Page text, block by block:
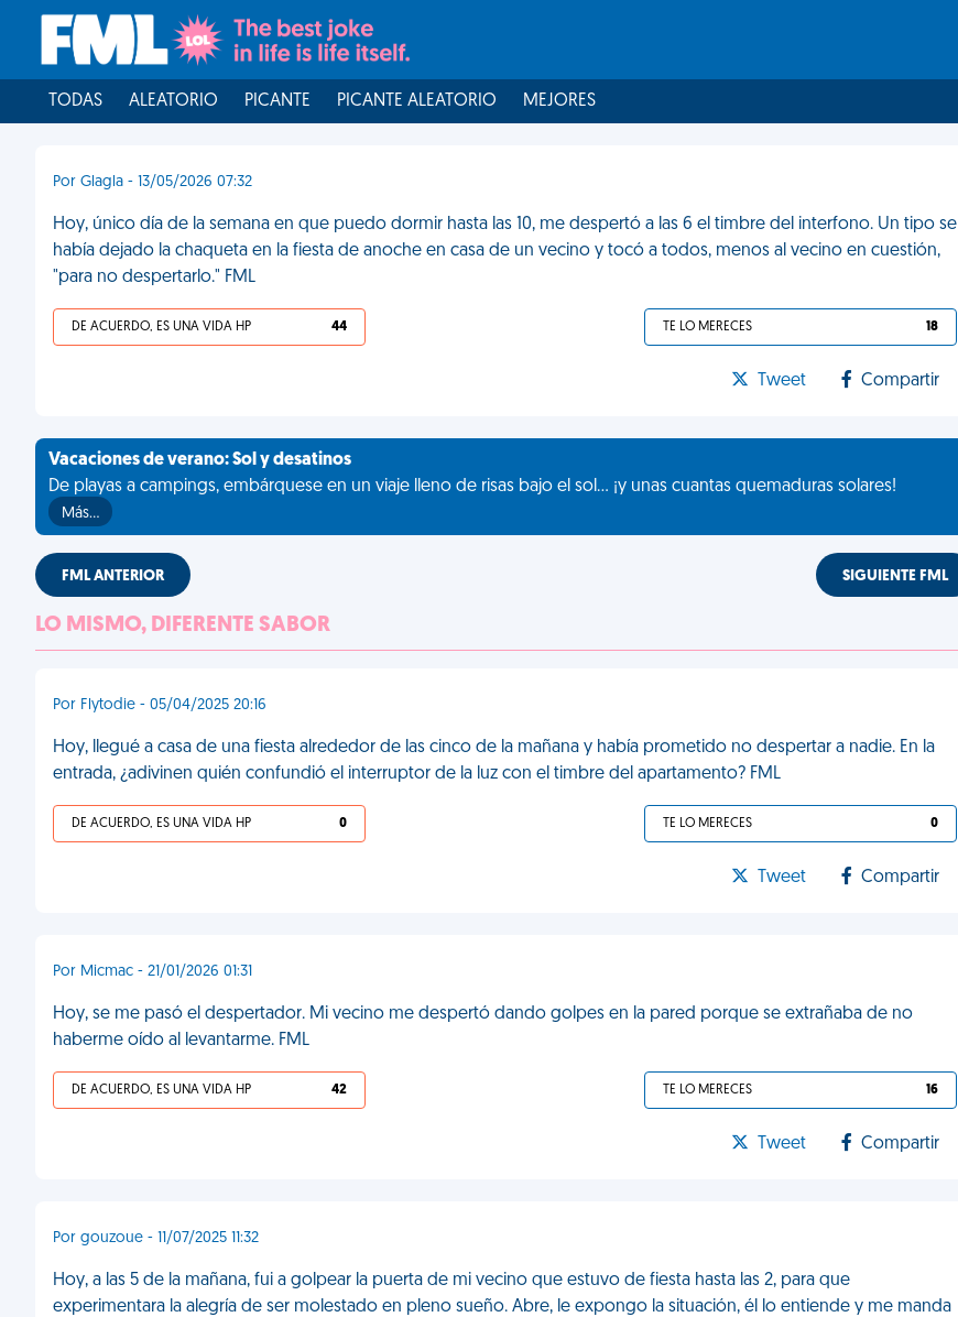
TODAS ALEATORIO PICANTE PICANTE ALEATORIO MEJORES
Por Glagla - 13/05/2026 07:32
Hoy, único día de la semana en que puedo dormir hasta las 10, me despertó a las 6 el timbre del interfono. Un tipo se
había dejado la chaqueta en la fiesta de anoche en casa de un vecino y tocó a todos, menos al vecino en cuestión,
"para no despertarlo." FML
DE ACUERDO, ES UNA VIDA HP 44 TE LO MERECES 18
Tweet Compartir
Vacaciones de verano: Sol y desatinos
De playas a campings, embárquese en un viaje lleno de risas bajo el sol... ¡y unas cuantas quemaduras solares!
Más…
FML ANTERIOR SIGUIENTE FML
LO MISMO, DIFERENTE SABOR
Por Flytodie - 05/04/2025 20:16
Hoy, llegué a casa de una fiesta alrededor de las cinco de la mañana y había prometido no despertar a nadie. En la
entrada, ¿adivinen quién confundió el interruptor de la luz con el timbre del apartamento? FML
DE ACUERDO, ES UNA VIDA HP 0 TE LO MERECES 0
Tweet Compartir
Por Micmac - 21/01/2026 01:31
Hoy, se me pasó el despertador. Mi vecino me despertó dando golpes en la pared porque se extrañaba de no
haberme oído al levantarme. FML
DE ACUERDO, ES UNA VIDA HP 42 TE LO MERECES 16
Tweet Compartir
Por gouzoue - 11/07/2025 11:32
Hoy, a las 5 de la mañana, fui a golpear la puerta de mi vecino que estuvo de fiesta hasta las 2, para que
experimentara la alegría de ser molestado en pleno sueño. Abre, le expongo la situación, él lo entiende y me manda